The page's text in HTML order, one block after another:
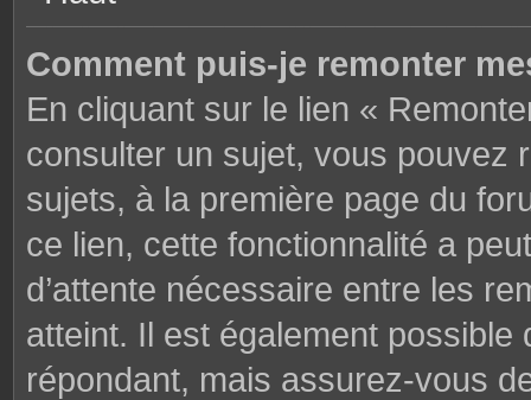
Comment puis-je remonter
En cliquant sur le lien «
consulter un sujet, vous pouvez
sujets, à la première page du
ce lien, cette fonctionnalité a
d’attente nécessaire entre les
atteint. Il est également
répondant, mais assurez-vous